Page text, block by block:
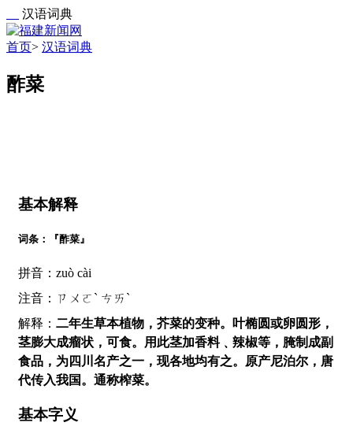
汉语词典
首页> 汉语词典
酢菜
基本解释
词条：『酢菜』
拼音：zuò cài
注音：ㄗㄨㄛˋ ㄘㄞˋ
解释： 二年生草本植物，芥菜的变种。叶椭圆或卵圆形，
茎膨大成瘤状，可食。用此茎加香料﹑辣椒等，腌制成副
食品，为四川名产之一，现各地均有之。原产尼泊尔，唐
代传入我国。通称榨菜。
基本字义